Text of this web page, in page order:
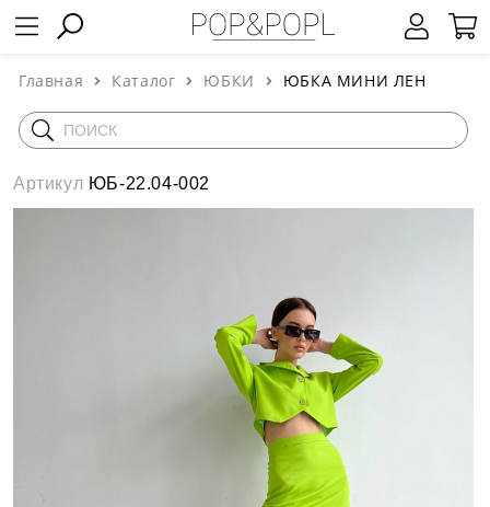
Главная Каталог ЮБКИ ЮБКА МИНИ ЛЕН
Артикул ЮБ-22.04-002